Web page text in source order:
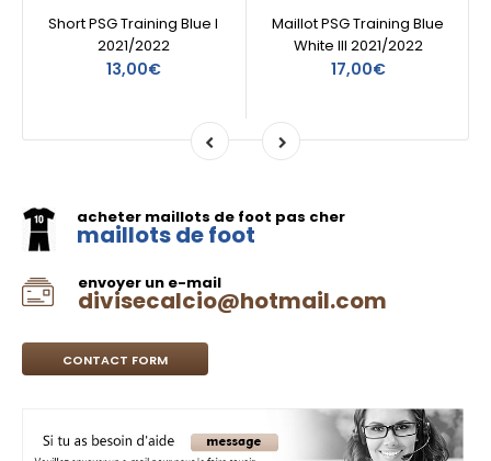
Short PSG Training Blue I
2021/2022
13,00€
Maillot PSG Training Blue
White III 2021/2022
17,00€
acheter maillots de foot pas cher
maillots de foot
envoyer un e-mail
divisecalcio@hotmail.com
CONTACT FORM